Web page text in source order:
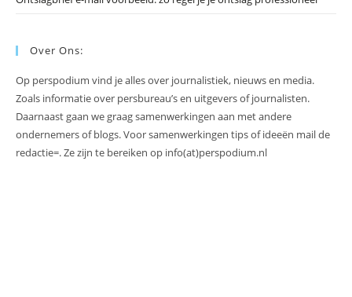
Over Ons:
Op perspodium vind je alles over journalistiek, nieuws en media.
Zoals informatie over persbureau’s en uitgevers of journalisten.
Daarnaast gaan we graag samenwerkingen aan met andere
ondernemers of blogs. Voor samenwerkingen tips of ideeën mail de
redactie=. Ze zijn te bereiken op info(at)perspodium.nl